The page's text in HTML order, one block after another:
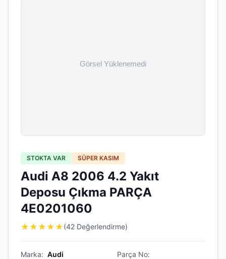
STOKTA VAR SÜPER KASIM
Audi A8 2006 4.2 Yakıt
Deposu Çıkma PARÇA
4E0201060
★ ★ ★ ★ ★(42 Değerlendirme)
Marka: Audi Parça No: